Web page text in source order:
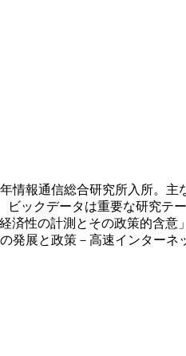
情報通信総合研究所入所。
ックデータは重要な研究テ
性の計測とその政策的含
展と政策－高速インターネ